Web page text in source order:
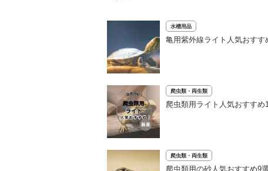
水槽用品
亀用紫外線ライト人気おす
爬虫類・両生類
爬虫類用ライト人気おすす
爬虫類・両生類
爬虫類用の砂人気おすすめ9